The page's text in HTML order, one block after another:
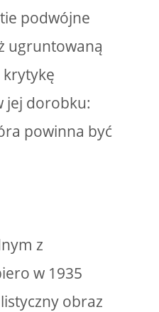
podwójne
ugruntowaną
krytykę
jej dorobku:
powinna być
z
w 1935
obraz